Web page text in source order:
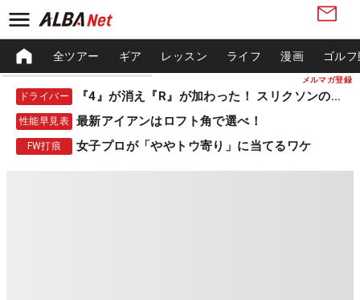
メルマガ登録
全ツアー ギア レッスン ライフ 漫画 ゴル
ドライバー 『4』が消え『R』が加わった！ スリクソンの新作
性能早見表 最新アイアンはロフト角で選べ！
FW打痕 女子プロが「ややトウ寄り」に当てるワケ